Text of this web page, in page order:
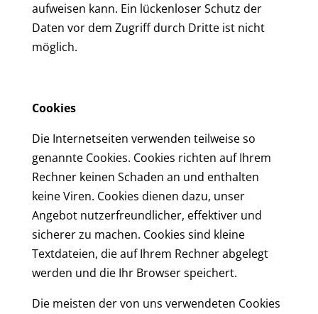
aufweisen kann. Ein lückenloser Schutz der
Daten vor dem Zugriff durch Dritte ist nicht
möglich.
Cookies
Die Internetseiten verwenden teilweise so
genannte Cookies. Cookies richten auf Ihrem
Rechner keinen Schaden an und enthalten
keine Viren. Cookies dienen dazu, unser
Angebot nutzerfreundlicher, effektiver und
sicherer zu machen. Cookies sind kleine
Textdateien, die auf Ihrem Rechner abgelegt
werden und die Ihr Browser speichert.
Die meisten der von uns verwendeten Cookies